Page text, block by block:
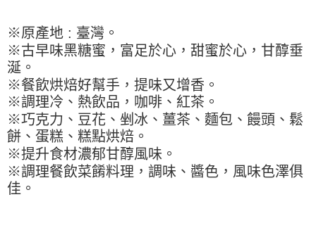
【「AFTEE先享後付」結帳流程】
１．於結帳方式選擇「AFTEE先享後付」後，將跳轉至「AFTEE先享後付」
結帳頁面，進行簡訊認證並確認金額後，即可完成結帳。
２．訂單成立數日內，您將收到繳費通知簡訊。
３．收到繳費通知簡訊後14天內，點擊此簡訊中的連結，可透過四大超商／
ATM／網路銀行／等多元方式進行付款，方視為交易完成。
※ 請注意：結帳手續完成當下不需立刻繳費，但若您需要取消訂單，請聯絡
購買商品的店家。未經商家同意取消之訂單仍視為有效，需透過AFTEE先享
後付繳納相關費用。
※ 交易是否成功請以「AFTEE先享後付 」之結帳頁面顯示為準，若有關於
是否繳費成功／繳費後需取消欲退款等相關疑問，請聯繫「AFTEE先享後付
客戶支援中心」https://netprotections.freshdesk.com/support/home
kg
每筆NT$90，滿NT$990(含以上)免運費
付款後全家取貨-重量限制含紙箱10kg，請控制商品重量在9~
9.5kg
每筆NT$90，滿NT$990(含以上)免運費
7-11取貨付款-重量限制含紙箱10kg，請控制商品重量在9~9.5
kg
每筆NT$90，滿NT$990(含以上)免運費
※原產地 : 臺灣。
※古早味黑糖蜜，富足於心，甜蜜於心，甘醇垂
涎。
※餐飲烘焙好幫手，提味又增香。
※調理冷、熱飲品，咖啡、紅茶。
※巧克力、豆花、剉冰、薑茶、麵包、饅頭、鬆
餅、蛋糕、糕點烘焙。
※提升食材濃郁甘醇風味。
※調理餐飲菜餚料理，調味、醬色，風味色澤俱
佳。